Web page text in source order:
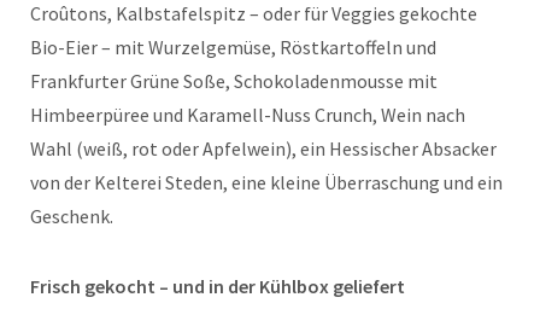
Croûtons, Kalbstafelspitz – oder für Veggies gekochte
Bio-Eier – mit Wurzelgemüse, Röstkartoffeln und
Frankfurter Grüne Soße, Schokoladenmousse mit
Himbeerpüree und Karamell-Nuss Crunch, Wein nach
Wahl (weiß, rot oder Apfelwein), ein Hessischer Absacker
von der Kelterei Steden, eine kleine Überraschung und ein
Geschenk.
Frisch gekocht – und in der Kühlbox geliefert